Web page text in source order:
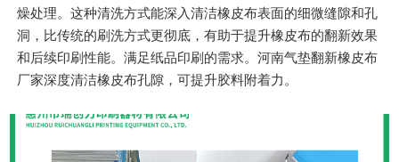
燥处理。这种清洗方式能深入清洁橡皮布表面的细微缝隙和孔
洞，比传统的刷洗方式更彻底，有助于提升橡皮布的翻新效果
和后续印刷性能。满足纸品印刷的需求。河南气垫翻新橡皮布
厂家深度清洁橡皮布孔隙，可提升胶料附着力。